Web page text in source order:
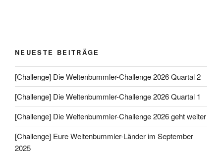
NEUESTE BEITRÄGE
[Challenge] Die Weltenbummler-Challenge 2026 Quartal 2
[Challenge] Die Weltenbummler-Challenge 2026 Quartal 1
[Challenge] Die Weltenbummler-Challenge 2026 geht weiter
[Challenge] Eure Weltenbummler-Länder im September
2025